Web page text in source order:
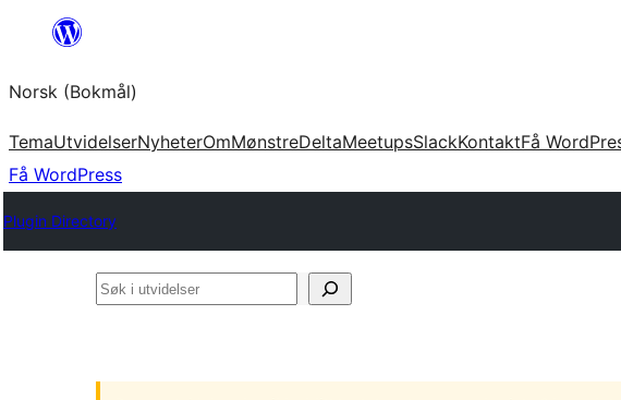
Hopp
innhold
Norsk (Bokmål)
TemaUtvidelserNyheterOmMønstreDeltaMeetupsSlackKontaktFå
Få WordPress
Plugin Directory
Søk